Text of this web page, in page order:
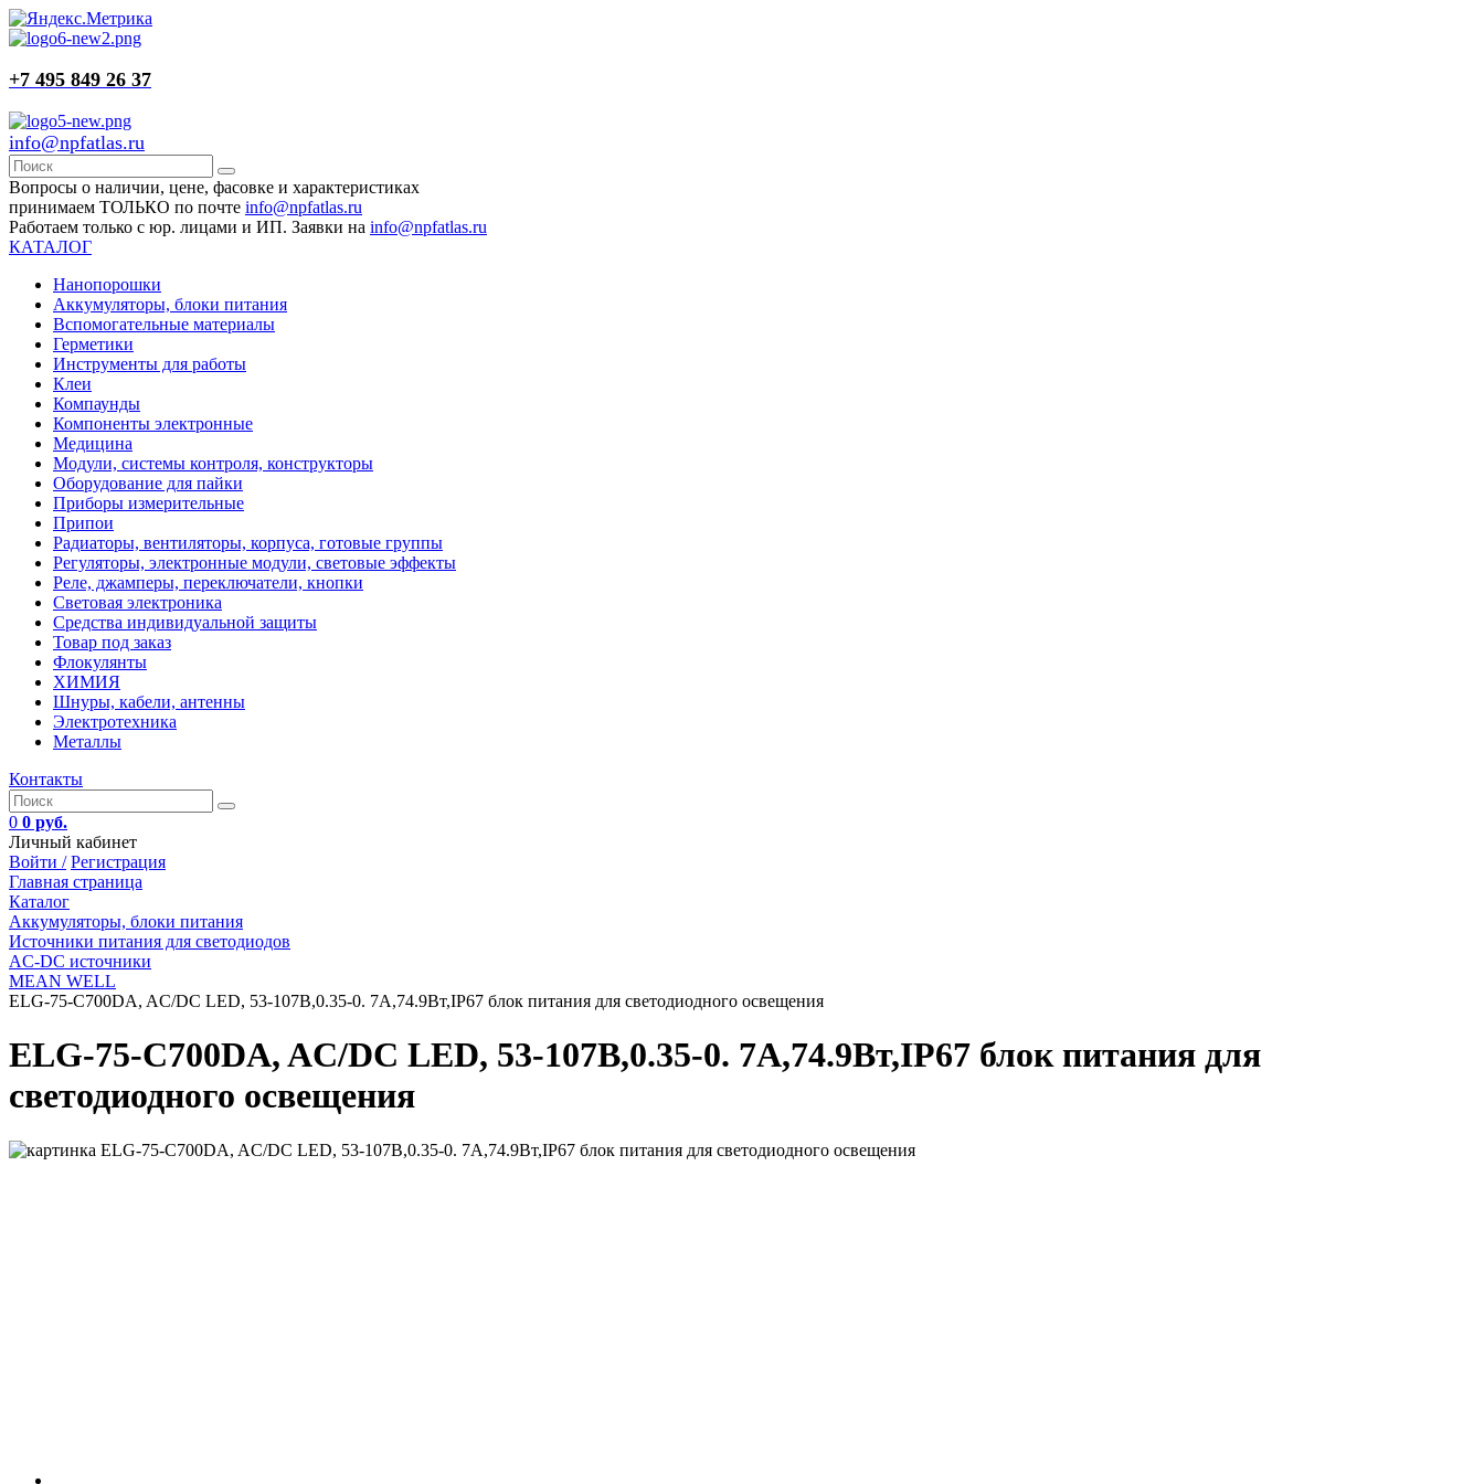
+7 495 849 26 37
info@npfatlas.ru
Вопросы о наличии, цене, фасовке и характеристиках
принимаем ТОЛЬКО по почте info@npfatlas.ru
Работаем только с юр. лицами и ИП. Заявки на info@npfatlas.ru
КАТАЛОГ
Нанопорошки
Аккумуляторы, блоки питания
Вспомогательные материалы
Герметики
Инструменты для работы
Клеи
Компаунды
Компоненты электронные
Медицина
Модули, системы контроля, конструкторы
Оборудование для пайки
Приборы измерительные
Припои
Радиаторы, вентиляторы, корпуса, готовые группы
Регуляторы, электронные модули, световые эффекты
Реле, джамперы, переключатели, кнопки
Световая электроника
Средства индивидуальной защиты
Товар под заказ
Флокулянты
ХИМИЯ
Шнуры, кабели, антенны
Электротехника
Металлы
Контакты
0 0 руб.
Личный кабинет
Войти / Регистрация
Главная страница
Каталог
Аккумуляторы, блоки питания
Источники питания для светодиодов
AC-DC источники
MEAN WELL
ELG-75-C700DA, AC/DC LED, 53-107В,0.35-0. 7А,74.9Вт,IP67 блок питания для светодиодного освещения
ELG-75-C700DA, AC/DC LED, 53-107В,0.35-0. 7А,74.9Вт,IP67 блок питания для
светодиодного освещения